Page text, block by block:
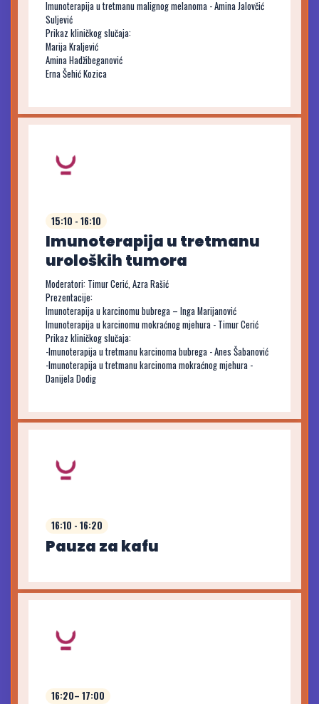
Imunoterapija u tretmanu malignog melanoma - Amina Jalovčić
Suljević
Prikaz kliničkog slučaja:
Marija Kraljević
Amina Hadžibeganović
Erna Šehić Kozica
15:10 - 16:10
Imunoterapija u tretmanu
uroloških tumora
Moderatori: Timur Cerić, Azra Rašić
Prezentacije:
Imunoterapija u karcinomu bubrega – Inga Marijanović
Imunoterapija u karcinomu mokraćnog mjehura - Timur Cerić
Prikaz kliničkog slučaja:
-Imunoterapija u tretmanu karcinoma bubrega - Anes Šabanović
-Imunoterapija u tretmanu karcinoma mokraćnog mjehura -
Danijela Dodig
16:10 - 16:20
Pauza za kafu
16:20– 17:00